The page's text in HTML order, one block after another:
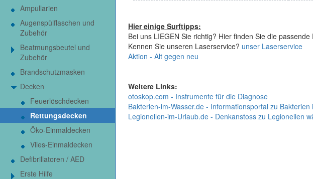
Hier einige Surftipps:
Bei uns LIEGEN Sie richtig? Hier finden Sie die
Kennen Sie unseren Laserservice? unser Laserservice
Aktion - Alt gegen neu
Weitere Links:
otoskop.com - Instrumente für die Diagnose
Bakterien-im-Wasser.de - Informationsportal zu
Legionellen-im-Urlaub.de - Denkanstoss zu Legionellen
Ampullarien
Augenspülflaschen und
Zubehör
Beatmungsbeutel und
Zubehör
Brandschutzmasken
Decken
Feuerlöschdecken
Rettungsdecken
Öko-Einmaldecken
Vlies-Einmaldecken
Defibrillatoren / AED
Erste Hilfe